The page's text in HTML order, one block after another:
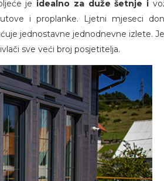
je idealno za duže šetnje i
i proplanke. Ljetni mjeseci
jednostavne jednodnevne izlete.
sve veći broj posjetitelja.